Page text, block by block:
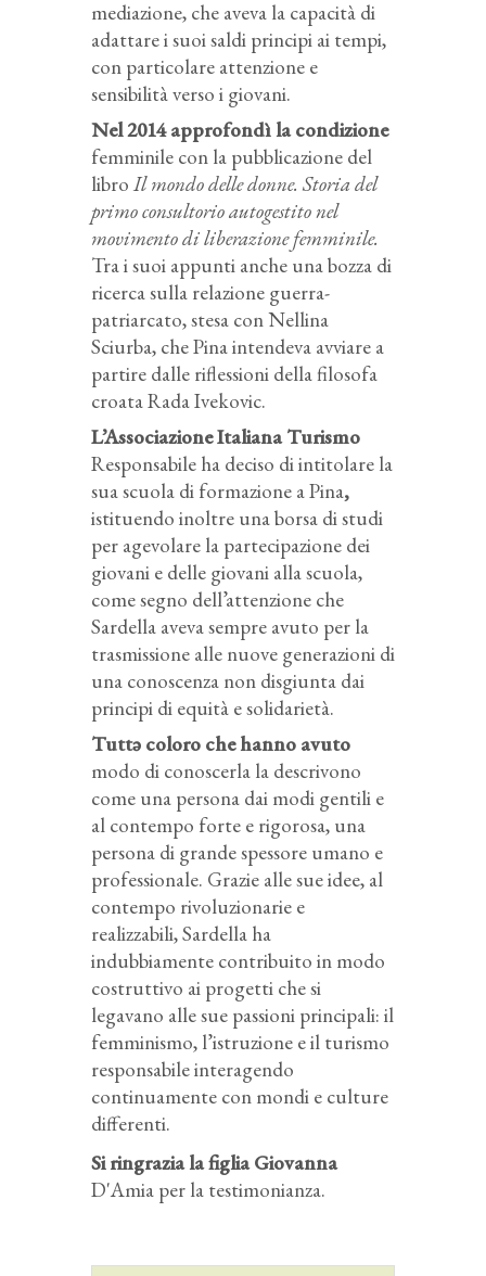
mediazione, che aveva la capacità di
adattare i suoi saldi principi ai tempi,
con particolare attenzione e
sensibilità verso i giovani.
Nel 2014 approfondì la condizione
femminile con la pubblicazione del
libro Il mondo delle donne. Storia del
primo consultorio autogestito nel
movimento di liberazione femminile.
Tra i suoi appunti anche una bozza di
ricerca sulla relazione guerra-
patriarcato, stesa con Nellina
Sciurba, che Pina intendeva avviare a
partire dalle riflessioni della filosofa
croata Rada Ivekovic.
L’Associazione Italiana Turismo
Responsabile ha deciso di intitolare la
sua scuola di formazione a Pina,
istituendo inoltre una borsa di studi
per agevolare la partecipazione dei
giovani e delle giovani alla scuola,
come segno dell’attenzione che
Sardella aveva sempre avuto per la
trasmissione alle nuove generazioni di
una conoscenza non disgiunta dai
principi di equità e solidarietà.
Tuttǝ coloro che hanno avuto
modo di conoscerla la descrivono
come una persona dai modi gentili e
al contempo forte e rigorosa, una
persona di grande spessore umano e
professionale. Grazie alle sue idee, al
contempo rivoluzionarie e
realizzabili, Sardella ha
indubbiamente contribuito in modo
costruttivo ai progetti che si
legavano alle sue passioni principali: il
femminismo, l’istruzione e il turismo
responsabile interagendo
continuamente con mondi e culture
differenti.
Si ringrazia la figlia Giovanna
D'Amia per la testimonianza.